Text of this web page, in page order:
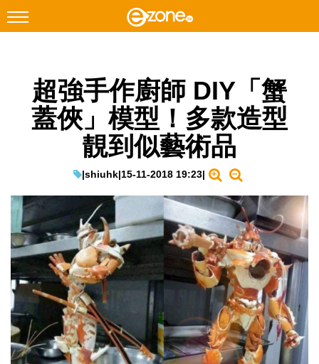
Facebook Instagram
科技焦點
教學評測
EduTech
IT Times
生成式AI與雲端應用
Enterprise Digital Transformation
特集
超強手作廚師 DIY「蟹
蓋俠」模型！多款造型
靚到似藝術品
|shiuhk|15-11-2018 19:23|